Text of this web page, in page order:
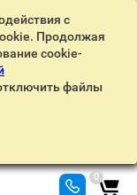
с
Продолжая
cookie-
файлы
0